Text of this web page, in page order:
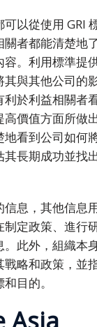
以從使用 GRI
關者都能清楚地
。利用標準提
與其他公司的
於利益相關者
價值方面所做
地看到公司如何
長期成功並找
息，其他信息
制定政策、進行
。此外，組織本
略和政策，並
目的。